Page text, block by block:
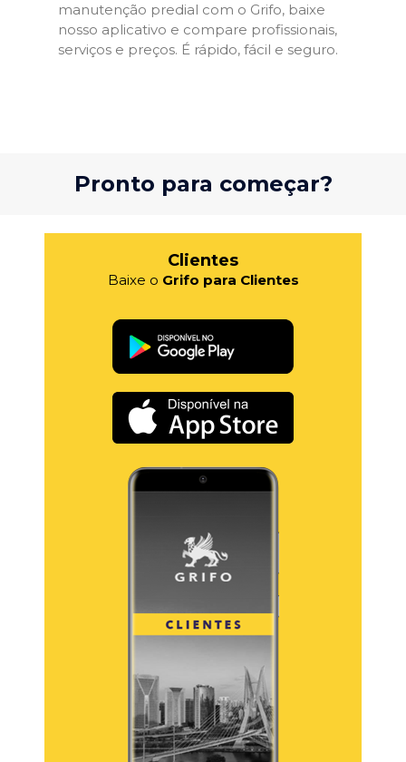
manutenção predial com o Grifo, baixe
nosso aplicativo e compare profissionais,
serviços e preços. É rápido, fácil e seguro.
Pronto para começar?
Clientes
Baixe o Grifo para Clientes